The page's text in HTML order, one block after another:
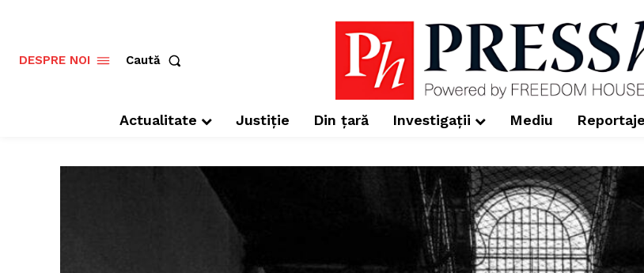
DESPRE NOI Caută
Actualitate Justiție Din țară Investigații Mediu Reportaje